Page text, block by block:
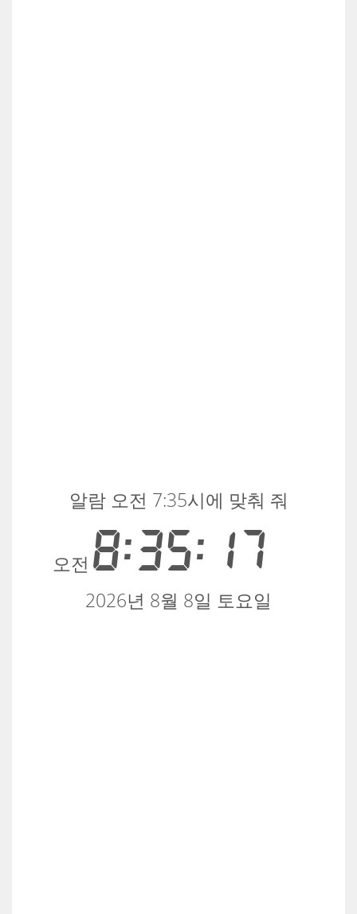
오전 8:35:17
알람 오전 7:35시에 맞춰 줘
2026년 8월 8일 토요일